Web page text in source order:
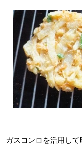
ガスコンロを活用して